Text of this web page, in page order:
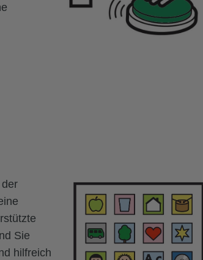
Sie
hilfreich